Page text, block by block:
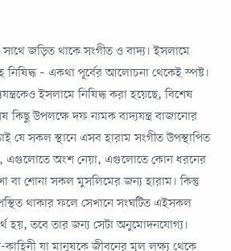
সাথে জড়িত থাকে সংগীত ও বাদ্য। ইসলামে
নিষিদ্ধ – একথা পূর্বের আলোচনা থেকেই স্পষ্ট।
ইসলামে নিষিদ্ধ করা হয়েছে, বিশেষ
কিছু উপলক্ষে দফ নামক বাদ্যযন্ত্র বাজানোর
যে সকল স্থানে এসব হারাম সংগীত উপস্থাপিত
এগুলোতে অংশ নেয়া, এগুলোতে কোন ধরনের
বা শোনা সকল মুসলিমের জন্য হারাম। কিন্তু
থাকার ফলে সেখানে সংঘটিত এইসকল
হয়, তবে তার জন্য সেটা অনুমোদনযোগ্য।
কাহিনী যা মানুষকে জীবনের মূল লক্ষ্য থেকে